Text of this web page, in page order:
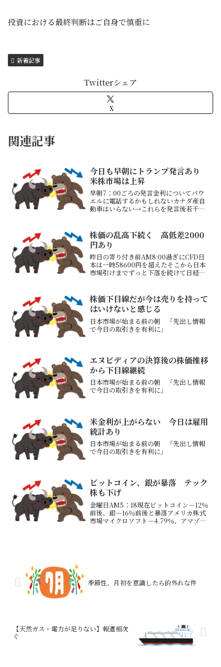
投資における最終判断はご自身で慎重に
新着記事
Twitterシェア
X
関連記事
今日も早朝にトランプ発言あり
米株市場は上昇
早朝7：00ごろの発言金利についてパウ
エルに電話するかもしれないカナダ産自
動車はいらない→これらを発言後若干株
「通貨目標求めず」→前日までの予想で
ドル/円120円を提示か...
株価の乱高下続く 高低差2000
円あり
昨日の寄り付き前AM8:00過ぎにCFD日
本は一時58600円を超えたそこから日本
市場引けまでずっと下落を続けて日経平
間には反発し、CFD日本は57240円...
株価下目線だが今は売りを持って
はいけないと感じる
日本市場が始まる前の朝 「先出し情報
で今日の取引きを有利に」
エヌビディアの決算後の株価推移
から下目線継続
日本市場が始まる前の朝 「先出し情報
で今日の取引きを有利に」
米金利が上がらない 今日は雇用
統計あり
日本市場が始まる前の朝 「先出し情報
で今日の取引きを有利に」
ビットコイン、銀が暴落 テック
株も下げ
金曜日AM5：18現在ビットコイン－12％
前後、銀－16％前後と暴落アメリカ株式
市場マイクロソフト－4.79％、アマゾン
季節性、月初を意識したら的外れな件
【天然ガス・電力が足りない】報道相次
ぐ